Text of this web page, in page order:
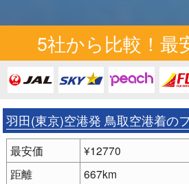
5社から比較！最
羽田(東京)空港発 鳥取空港着の
最安価
¥12770
距離
667km